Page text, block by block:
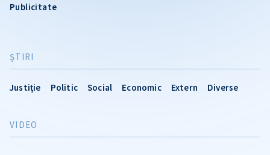
Publicitate
ŞTIRI
Justiție Politic Social Economic Extern Diverse
VIDEO